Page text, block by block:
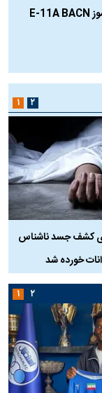
هواپیمای مرموز E-11A BACN
کشف جسد ناشناس
خورده شد
۱ ۲
۱ ۲